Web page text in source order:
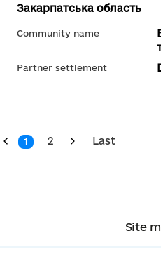
Закарпатська область
Community name
Partner settlement
1 2 Last
Site